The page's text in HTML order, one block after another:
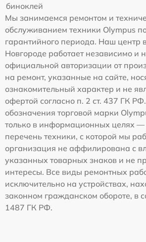
биноклей
Мы занимаемся ремонтом и
обслуживанием техники Olympus
гарантийного периода. Наш центр
Новгороде работает независимо и
официальной авторизации от
на ремонт, указанные на сайте,
ознакомительный характер и не
офертой согласно п. 2 ст. 437 ГК
обозначения торговой марки
только в информационных целях —
перечень техники, с которой мы
организация не аффилирована с
указанных товарных знаков и не
интересы. Все виды ремонтных
исключительно на устройствах,
законном гражданском обороте, в
1487 ГК РФ.